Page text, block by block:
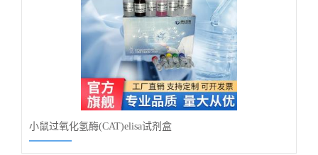
小鼠过氧化氢酶(CAT)elisa试剂盒